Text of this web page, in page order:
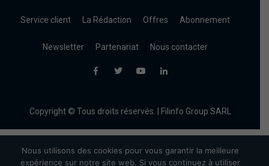
Service client La Rédaction Offres Abonnement
Newsletter Partenariat Nous contacter
Copyright © Tous droits réservés. | Filinfo Group SARL
Nous utilisons des cookies pour vous garantir la meilleure
expérience sur notre site web. Si vous continuez à utiliser